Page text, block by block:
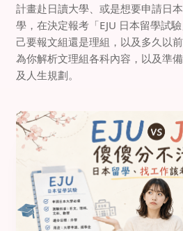
計畫赴日讀大學、或是想要申請日
學，在決定報考「EJU 日本留學試
己要報文組還是理組，以及多久以
為你解析文理組各科內容，以及準
及人生規劃。